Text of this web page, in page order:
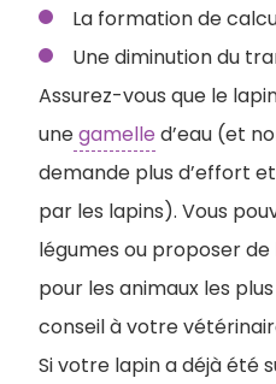
La formation de
Une diminution du
Assurez-vous que le
unegamelle d’eau (et
demande plus d’effort
par les lapins). Vous
légumes ou proposer
pour les animaux les
conseil à votre
Si votre lapin a déjà été